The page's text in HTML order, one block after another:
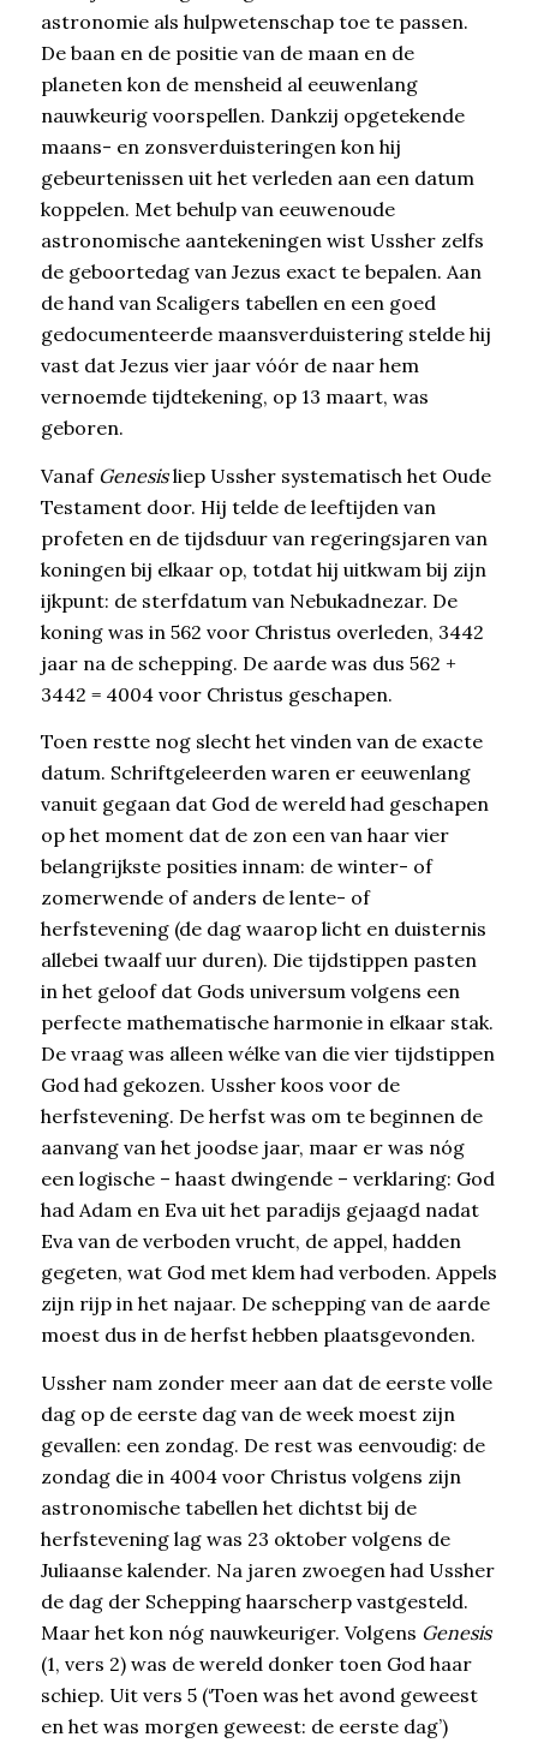
astronomie als hulpwetenschap toe te passen.
De baan en de positie van de maan en de
planeten kon de mensheid al eeuwenlang
nauwkeurig voorspellen. Dankzij opgetekende
maans- en zonsverduisteringen kon hij
gebeurtenissen uit het verleden aan een datum
koppelen. Met behulp van eeuwenoude
astronomische aantekeningen wist Ussher zelfs
de geboortedag van Jezus exact te bepalen. Aan
de hand van Scaligers tabellen en een goed
gedocumenteerde maansverduistering stelde hij
vast dat Jezus vier jaar vóór de naar hem
vernoemde tijdtekening, op 13 maart, was
geboren.
Vanaf Genesisliep Ussher systematisch het Oude
Testament door. Hij telde de leeftijden van
profeten en de tijdsduur van regeringsjaren van
koningen bij elkaar op, totdat hij uitkwam bij zijn
ijkpunt: de sterfdatum van Nebukadnezar. De
koning was in 562 voor Christus overleden, 3442
jaar na de schepping. De aarde was dus 562 +
3442 = 4004 voor Christus geschapen.
Toen restte nog slecht het vinden van de exacte
datum. Schriftgeleerden waren er eeuwenlang
vanuit gegaan dat God de wereld had geschapen
op het moment dat de zon een van haar vier
belangrijkste posities innam: de winter- of
zomerwende of anders de lente- of
herfstevening (de dag waarop licht en duisternis
allebei twaalf uur duren). Die tijdstippen pasten
in het geloof dat Gods universum volgens een
perfecte mathematische harmonie in elkaar stak.
De vraag was alleen wélke van die vier tijdstippen
God had gekozen. Ussher koos voor de
herfstevening. De herfst was om te beginnen de
aanvang van het joodse jaar, maar er was nóg
een logische – haast dwingende – verklaring: God
had Adam en Eva uit het paradijs gejaagd nadat
Eva van de verboden vrucht, de appel, hadden
gegeten, wat God met klem had verboden. Appels
zijn rijp in het najaar. De schepping van de aarde
moest dus in de herfst hebben plaatsgevonden.
Ussher nam zonder meer aan dat de eerste volle
dag op de eerste dag van de week moest zijn
gevallen: een zondag. De rest was eenvoudig: de
zondag die in 4004 voor Christus volgens zijn
astronomische tabellen het dichtst bij de
herfstevening lag was 23 oktober volgens de
Juliaanse kalender. Na jaren zwoegen had Ussher
de dag der Schepping haarscherp vastgesteld.
Maar het kon nóg nauwkeuriger. Volgens Genesis
(1, vers 2) was de wereld donker toen God haar
schiep. Uit vers 5 (‘Toen was het avond geweest
en het was morgen geweest: de eerste dag’)